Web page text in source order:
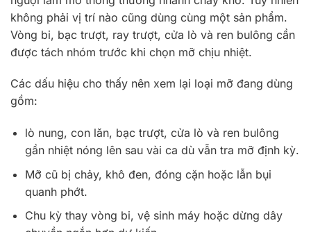
không phải vị trí nào cũng dùng cùng một sản phẩm.
Vòng bi, bạc trượt, ray trượt, cửa lò và ren bulông cần
được tách nhóm trước khi chọn mỡ chịu nhiệt.
Các dấu hiệu cho thấy nên xem lại loại mỡ đang dùng
gồm:
lò nung, con lăn, bạc trượt, cửa lò và ren bulông
gần nhiệt nóng lên sau vài ca dù vẫn tra mỡ định kỳ.
Mỡ cũ bị chảy, khô đen, đóng cặn hoặc lẫn bụi
quanh phớt.
Chu kỳ thay vòng bi, vệ sinh máy hoặc dừng dây